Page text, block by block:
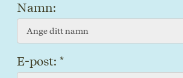
Namn:
E-post: *